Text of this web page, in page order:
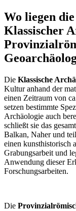
Wo liegen
Klassischer
Die Klassische
Kultur anhand der
einen Zeitraum von
setzen bestimmte
Archäologie auch
schließt sie das
Balkan, Naher und
einen kunsthistorisch
Grabungsarbeit und
Anwendung dieser
Forschungsarbeiten.
Die